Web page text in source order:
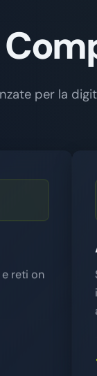
per la
reti on